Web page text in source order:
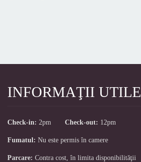
INFORMAŢII UTILE
Check-in: 2pm Check-out: 12pm
Fumatul: Nu este permis în camere
Parcare: Contra cost, în limita disponibilităţii